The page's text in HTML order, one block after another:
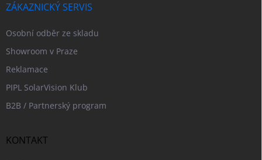
ZÁKAZNICKÝ SERVIS
Osobní odběr ze skladu
Showroom v Praze
Reklamace
PIPL SolarVision Klub
B2B / Partnerský program
KONTAKT